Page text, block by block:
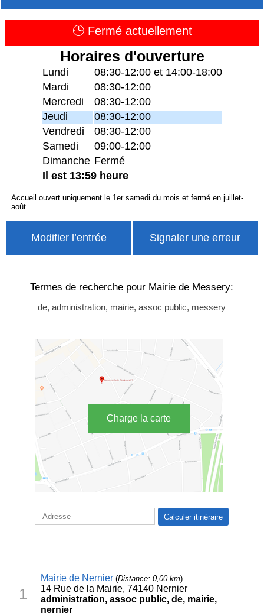
🕒 Fermé actuellement
Horaires d'ouverture
Lundi
08:30-12:00 et 14:00-18:00
Mardi
08:30-12:00
Mercredi
08:30-12:00
Jeudi
08:30-12:00
Vendredi
08:30-12:00
Samedi
09:00-12:00
Dimanche Fermé
Il est 13:59 heure
Accueil ouvert uniquement le 1er samedi du mois et fermé en juillet-
août.
Modifier l’entrée Signaler une erreur
Termes de recherche pour Mairie de Messery:
de, administration, mairie, assoc public, messery
Charge la carte
1
Mairie de Nernier(Distance: 0,00 km)
14 Rue de la Mairie, 74140 Nernier
administration, assoc public, de, mairie,
nernier